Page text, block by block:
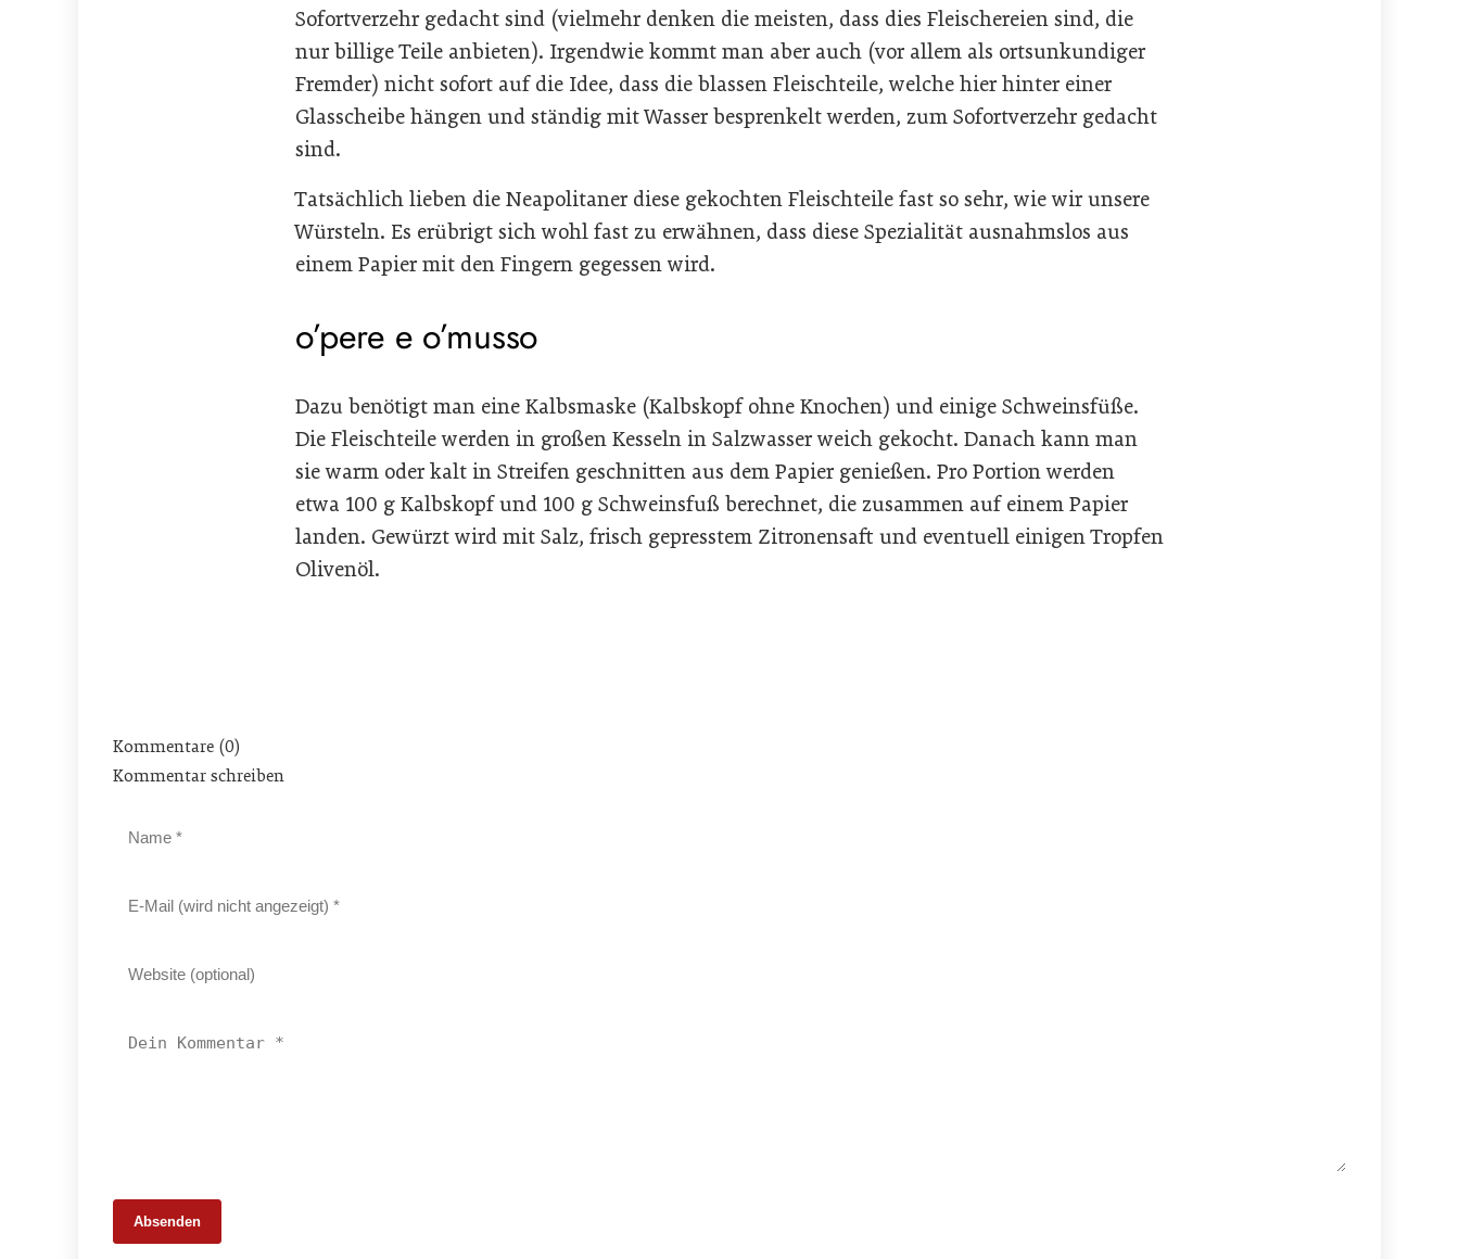
Sofortverzehr gedacht sind (vielmehr denken die meisten, dass dies Fleischereien sind, die
nur billige Teile anbieten). Irgendwie kommt man aber auch (vor allem als ortsunkundiger
Fremder) nicht sofort auf die Idee, dass die blassen Fleischteile, welche hier hinter einer
Glasscheibe hängen und ständig mit Wasser besprenkelt werden, zum Sofortverzehr gedacht
sind.
Tatsächlich lieben die Neapolitaner diese gekochten Fleischteile fast so sehr, wie wir unsere
Würsteln. Es erübrigt sich wohl fast zu erwähnen, dass diese Spezialität ausnahmslos aus
einem Papier mit den Fingern gegessen wird.
o’pere e o’musso
Dazu benötigt man eine Kalbsmaske (Kalbskopf ohne Knochen) und einige Schweinsfüße.
Die Fleischteile werden in großen Kesseln in Salzwasser weich gekocht. Danach kann man
sie warm oder kalt in Streifen geschnitten aus dem Papier genießen. Pro Portion werden
etwa 100 g Kalbskopf und 100 g Schweinsfuß berechnet, die zusammen auf einem Papier
landen. Gewürzt wird mit Salz, frisch gepresstem Zitronensaft und eventuell einigen Tropfen
Olivenöl.
Kommentare (0)
Kommentar schreiben
Absenden